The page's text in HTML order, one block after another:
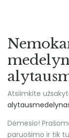
Atsiimkite
Dėmesio!
paruošimo ir tik